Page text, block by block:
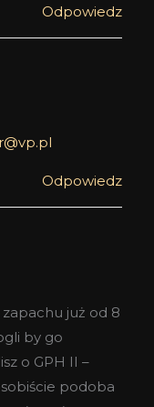
Odpowiedz
Odpowiedz
już od 8
by go
o GPH II –
podoba